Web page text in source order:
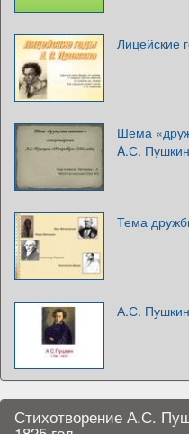
Лицейские
Шема
A.С.
Тема
А.С.
Стихотворение А.С.